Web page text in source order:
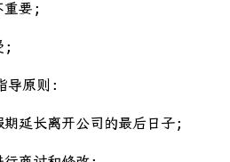
重要;
;
导原则:
延长离开公司的最后日子;